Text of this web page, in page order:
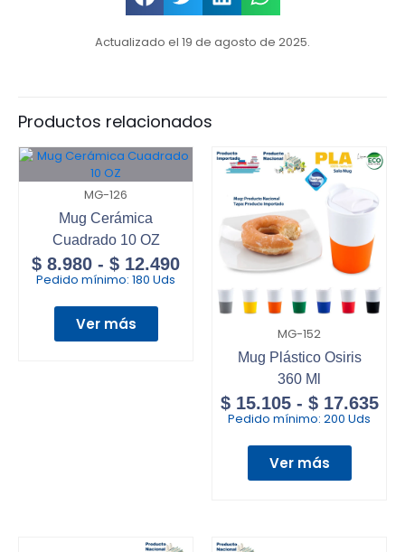
Actualizado el 19 de agosto de 2025.
Productos relacionados
MG-126
Mug Cerámica
Cuadrado 10 OZ
$ 8.980 - $ 12.490
Pedido mínimo: 180 Uds
Ver más
MG-152
Mug Plástico Osiris
360 Ml
$15.105 - $17.635
Pedido mínimo: 200 Uds
Ver más